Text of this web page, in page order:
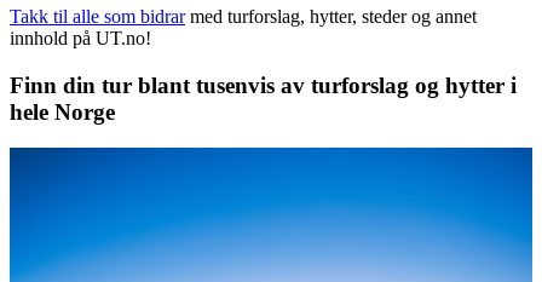
Takk til alle som bidrar med turforslag, hytter, steder og annet
innhold på UT.no!
Finn din tur blant tusenvis av turforslag og hytter i
hele Norge